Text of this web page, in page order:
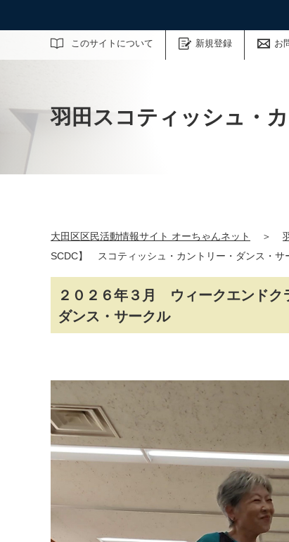
このサイトについて 新規登録 お
サイト内検索
羽田スコティッシュ・
大田区区民活動情報サイト オーちゃんネット ＞
SCDC】 スコティッシュ・カントリー・ダンス・サ
２０２６年３月 ウィークエンド
ダンス・サークル